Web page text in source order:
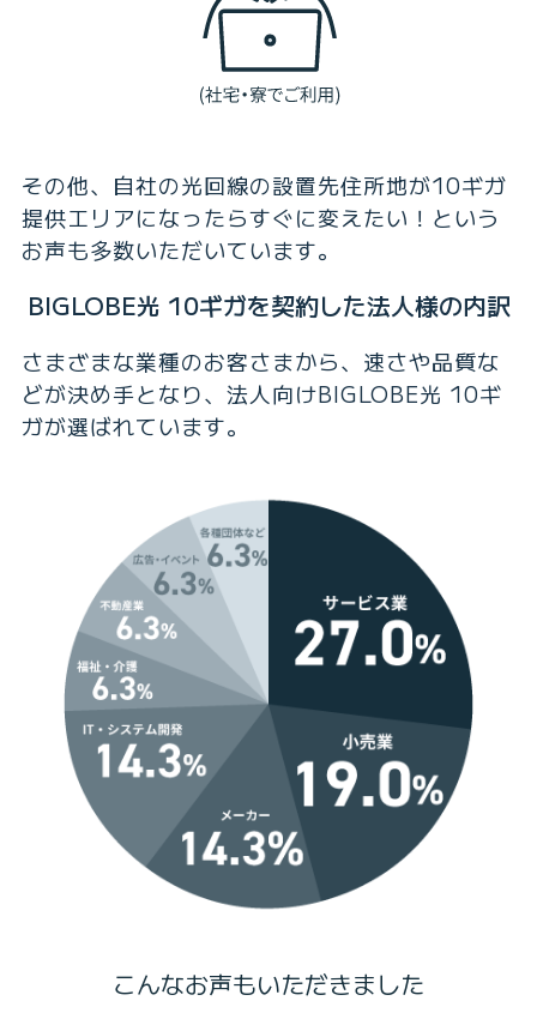
その他、自社の光回線の設置先住所地が10ギガ
提供エリアになったらすぐに変えたい！という
お声も多数いただいています。
BIGLOBE光 10ギガを契約した法人様の内訳
さまざまな業種のお客さまから、速さや品質な
どが決め手となり、法人向けBIGLOBE光 10ギ
ガが選ばれています。
こんなお声もいただきました